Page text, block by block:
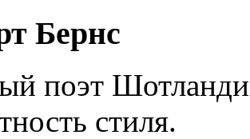
Бернс
поэт
стиля.